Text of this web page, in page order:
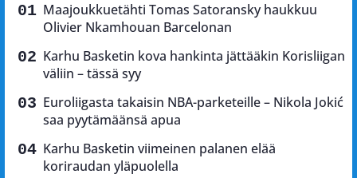
Maajoukkuetähti Tomas Satoransky haukkuu
Olivier Nkamhouan Barcelonan
Karhu Basketin kova hankinta jättääkin Korisliigan
väliin – tässä syy
Euroliigasta takaisin NBA-parketeille – Nikola Jokić
saa pyytämäänsä apua
Karhu Basketin viimeinen palanen elää
koriraudan yläpuolella